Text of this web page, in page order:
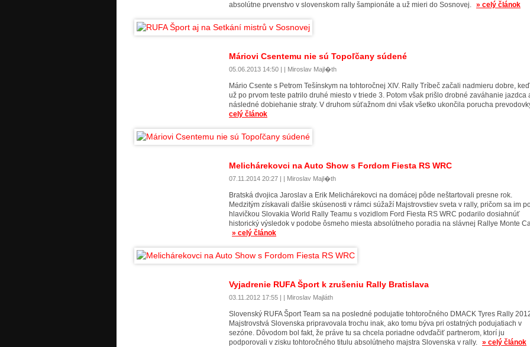
absolútne prvenstvo v slovenskom rally šampionáte a už mieri do Sosnovej. » celý článok
Máriovi Csentemu nie sú Topoľčany súdené
05.06.2013 14:50 | | Miroslav Majl�th
Mário Csente s Petrom Tešínskym na tohtoročnej XIV. Rally Tríbeč začali nadmieru dobre,
už po prvom teste patrilo druhé miesto v triede 3. Potom však prišlo drobné zaváhanie jazdca
následné dobiehanie straty. V druhom súťažnom dni však všetko ukončila porucha
celý článok
Melichárekovci na Auto Show s Fordom Fiesta RS WRC
07.11.2014 20:27 | | Miroslav Majl�th
Bratská dvojica Jaroslav a Erik Melichárekovci na domácej pôde neštartovali presne rok.
Medzitým získavali ďalšie skúsenosti v rámci súžaží Majstrovstiev sveta v rally, pričom sa im
hlavičkou Slovakia World Rally Teamu s vozidlom Ford Fiesta RS WRC podarilo dosiahnúť
historický výsledok v podobe ôsmeho miesta absolútneho poradia na slávnej Rallye Monte
» celý článok
Vyjadrenie RUFA Šport k zrušeniu Rally Bratislava
03.11.2012 17:55 | | Miroslav Majláth
Slovenský RUFA Šport Team sa na posledné podujatie tohtoročného DMACK Tyres Rally
Majstrovstvá Slovenska pripravovala trochu inak, ako tomu býva pri ostatných podujatiach v
sezóne. Dôvodom bol fakt, že práve tu sa chcela poriadne odvďačiť partnerom, ktorí ju
podporovali v zisku tohtoročného titulu absolútneho majstra Slovenska v rally. » celý článok